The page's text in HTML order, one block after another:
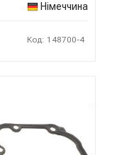
Німеччина
Код: 148700-4